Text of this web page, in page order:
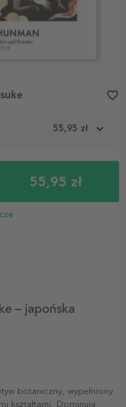
55,95 zł
55,95 zł
favorite_border
– japońska
botaniczny, wypełniony
kształtami. Dominują